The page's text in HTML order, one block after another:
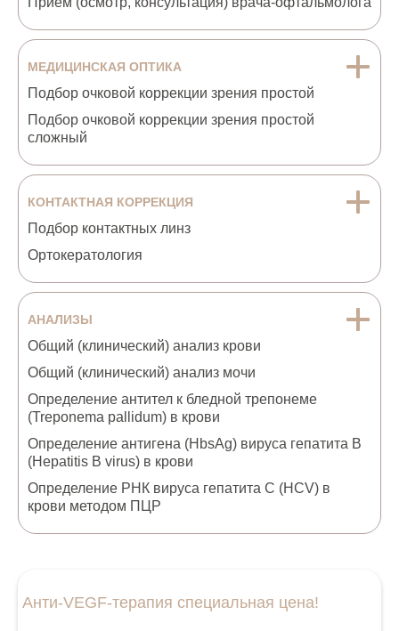
МЕДИЦИНСКАЯ ОПТИКА
Подбор очковой коррекции зрения простой
Подбор очковой коррекции зрения простой
сложный
КОНТАКТНАЯ КОРРЕКЦИЯ
Подбор контактных линз
Ортокератология
АНАЛИЗЫ
Общий (клинический) анализ крови
Общий (клинический) анализ мочи
Определение антител к бледной трепонеме
(Treponema pallidum) в крови
Определение антигена (HbsAg) вируса гепатита B
(Hepatitis B virus) в крови
Определение РНК вируса гепатита С (HCV) в
крови методом ПЦР
Анти‑VEGF‑терапия специальная цена!